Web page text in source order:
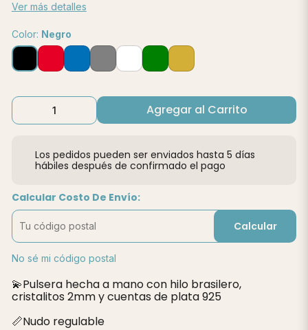
Ver más detalles
Color: Negro
Agregar al Carrito
Los pedidos pueden ser enviados hasta 5 días
hábiles después de confirmado el pago
Calcular Costo De Envío:
Calcular
No sé mi código postal
💫Pulsera hecha a mano con hilo brasilero,
cristalitos 2mm y cuentas de plata 925
📏Nudo regulable